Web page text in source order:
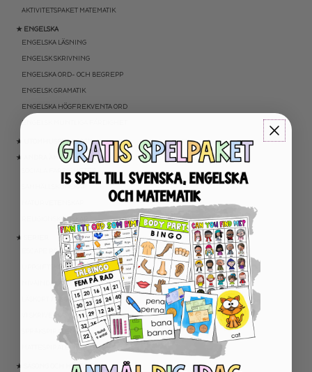
AKTIVITETSPAKET MATEMATIK
★ ENGELSKA
ENGELSKA LÄSNING
ENGELSK SKRIVNING
ENGELSKA ORD- OCH BEGREPP
ENGELSK GRAMATIK
ENGELSKA HÖGFREKVENTA ORD
ENGELSK MUNTLIGA FÄRDIGHET
★ UTOMHUSPEDAGOGIK
★ ANDRA ÄMNEN
SOCIALA FÄRDIGHETER
SAMHÄLLSKUNSKAP
RELIGIONSKUNSKAP
★ SERIER
ESCAPE ROOMS
UPPGIFTSKORT SVENSKA
NIVÅINDELADE LÄSTEXTER
LÄSKORT FAKTA
VI SKRIVER
SPRÅKSPIRALEN
MATTESPIRALEN
★ SÄSONG OCH HÖGTIDER